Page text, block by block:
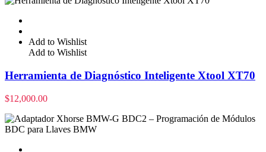
Add to Wishlist
Add to Wishlist
Herramienta de Diagnóstico Inteligente Xtool XT70
$12,000.00